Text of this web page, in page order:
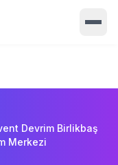
Devrim Birlikbaş
Merkezi